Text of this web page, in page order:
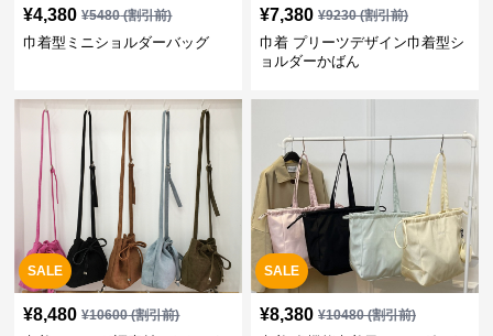
¥4,380 ¥5480(割引前)
巾着型ミニショルダーバッグ
¥7,380 ¥9230(割引前)
巾着 プリーツデザイン巾着型シ
ョルダーかばん
SALE
¥8,480 ¥10600(割引前)
SALE
¥8,380 ¥10480(割引前)